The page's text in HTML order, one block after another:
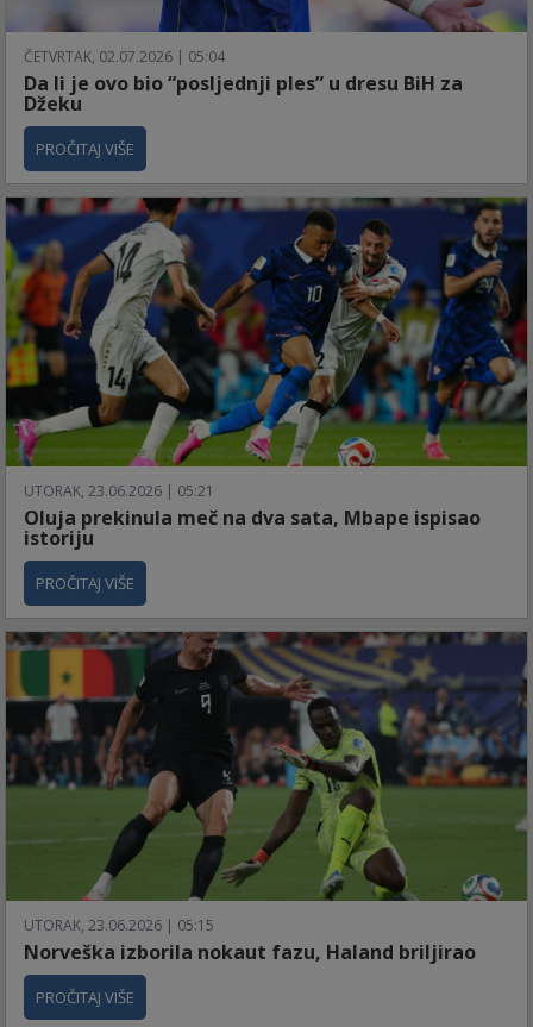
ČETVRTAK, 02.07.2026 | 05:04
Da li je ovo bio “posljednji ples” u dresu BiH za
Džeku
PROČITAJ VIŠE
UTORAK, 23.06.2026 | 05:21
Oluja prekinula meč na dva sata, Mbape ispisao
istoriju
PROČITAJ VIŠE
UTORAK, 23.06.2026 | 05:15
Norveška izborila nokaut fazu, Haland briljirao
PROČITAJ VIŠE